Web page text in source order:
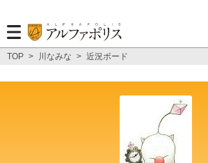
TOP > 川なみな > 近況ボード